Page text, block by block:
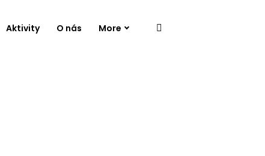
Aktivity O nás More